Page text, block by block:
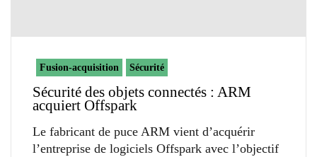
Fusion-acquisition Sécurité
Sécurité des objets connectés : ARM
acquiert Offspark
Le fabricant de puce ARM vient d’acquérir
l’entreprise de logiciels Offspark avec l’objectif